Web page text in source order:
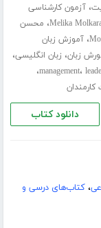
،آزمون کارشناسی
Melika، محسن
،آموزش زبان
زبان، زبان انگلیسی،
management، ،
دانلود کتاب
،کتاب‌های درسی و